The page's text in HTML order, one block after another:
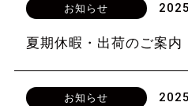
お知らせ
夏期休暇・出荷のご案内
お知らせ